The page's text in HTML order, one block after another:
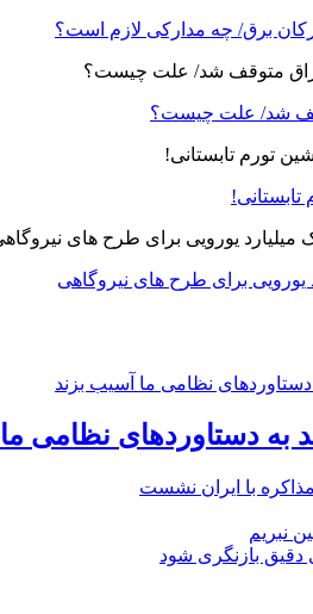
برق/ چه مدارکی لازم است؟
شد/ علت چیست؟
یورویی برای طرح های نیروگاهی
به دستاوردهای نظامی